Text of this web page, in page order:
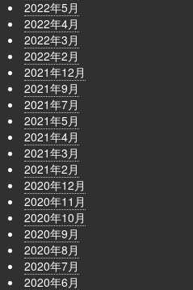
2022年5月
2022年4月
2022年3月
2022年2月
2021年12月
2021年9月
2021年7月
2021年5月
2021年4月
2021年3月
2021年2月
2020年12月
2020年11月
2020年10月
2020年9月
2020年8月
2020年7月
2020年6月